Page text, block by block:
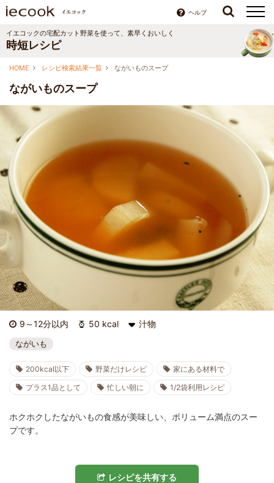
ヘルプ
イエコックの宅配カット野菜を使って、素早くおいしく
時短レシピ
HOME レシピ検索結果一覧 ながいものスープ
ながいものスープ
9～12分以内 50 kcal 汁物
ながいも
200kcal以下 野菜だけレシピ
家にある材料で
プラス1品として
忙しい朝に 1/2袋利用レシピ
ホクホクしたながいもの食感が美味しい、ボリューム満点のスー
プです。
レシピを共有する